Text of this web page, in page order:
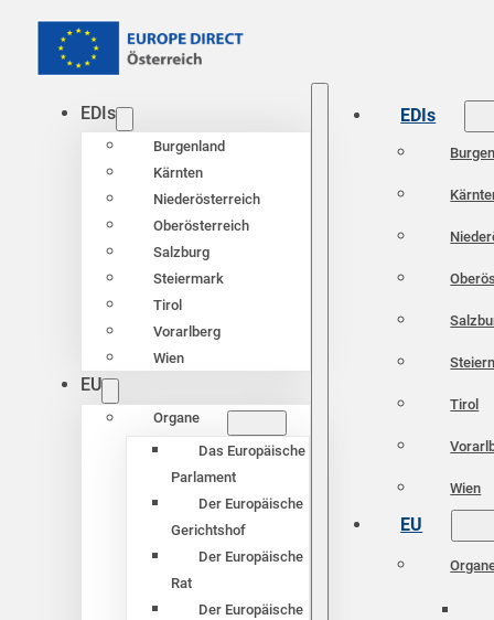
EDIs
Burgenland
Kärnten
Niederösterreich
Oberösterreich
Salzburg
Steiermark
Tirol
Vorarlberg
Wien
EU
Organe
Das Europäische
Parlament
Der Europäische
Gerichtshof
Der Europäische
Rat
Der Europäische
EDIs
Tirol
Wien
EU